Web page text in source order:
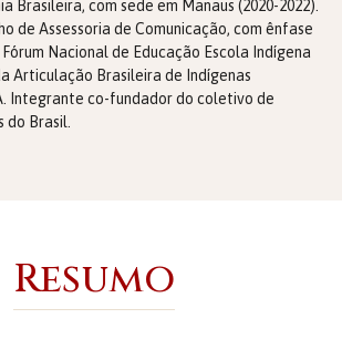
Brasileira, com sede em Manaus (2020-2022).
de Assessoria de Comunicação, com ênfase
Nacional de Educação Escola Indígena
Articulação Brasileira de Indígenas
Integrante co-fundador do coletivo de
do Brasil.
Resumo